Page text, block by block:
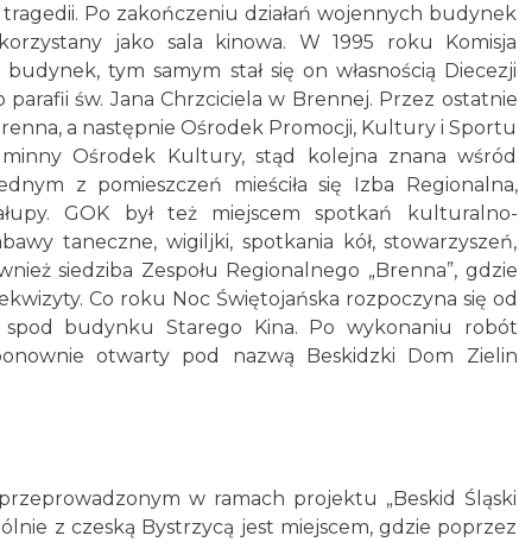
Po zakończeniu działań wojennych budynek
jako sala kinowa. W 1995 roku Komisja
tym samym stał się on własnością Diecezji
św. Jana Chrzciciela w Brennej. Przez ostatnie
a następnie Ośrodek Promocji, Kultury i Sportu
Ośrodek Kultury, stąd kolejna znana wśród
z pomieszczeń mieściła się Izba Regionalna,
GOK był też miejscem spotkań kulturalno-
taneczne, wigiljki, spotkania kół, stowarzyszeń,
siedziba Zespołu Regionalnego „Brenna”, gdzie
Co roku Noc Świętojańska rozpoczyna się od
spod budynku Starego Kina. Po wykonaniu robót
otwarty pod nazwą Beskidzki Dom Zielin
w ramach projektu „Beskid Śląski
z czeską Bystrzycą jest miejscem, gdzie poprzez